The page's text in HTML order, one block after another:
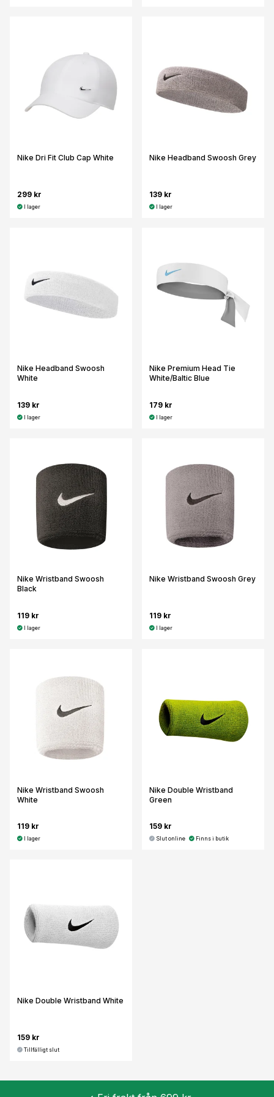
Nike Dri Fit Club Cap White
299 kr
I lager
Nike Headband Swoosh Grey
139 kr
I lager
Nike Headband Swoosh
White
139 kr
I lager
Nike Premium Head Tie
White/Baltic Blue
179 kr
I lager
Nike Wristband Swoosh
Black
119 kr
I lager
Nike Wristband Swoosh Grey
119 kr
I lager
Nike Wristband Swoosh
White
119 kr
I lager
Nike Double Wristband
Green
159 kr
Slut online Finns i butik
Nike Double Wristband White
159 kr
Tillfälligt slut